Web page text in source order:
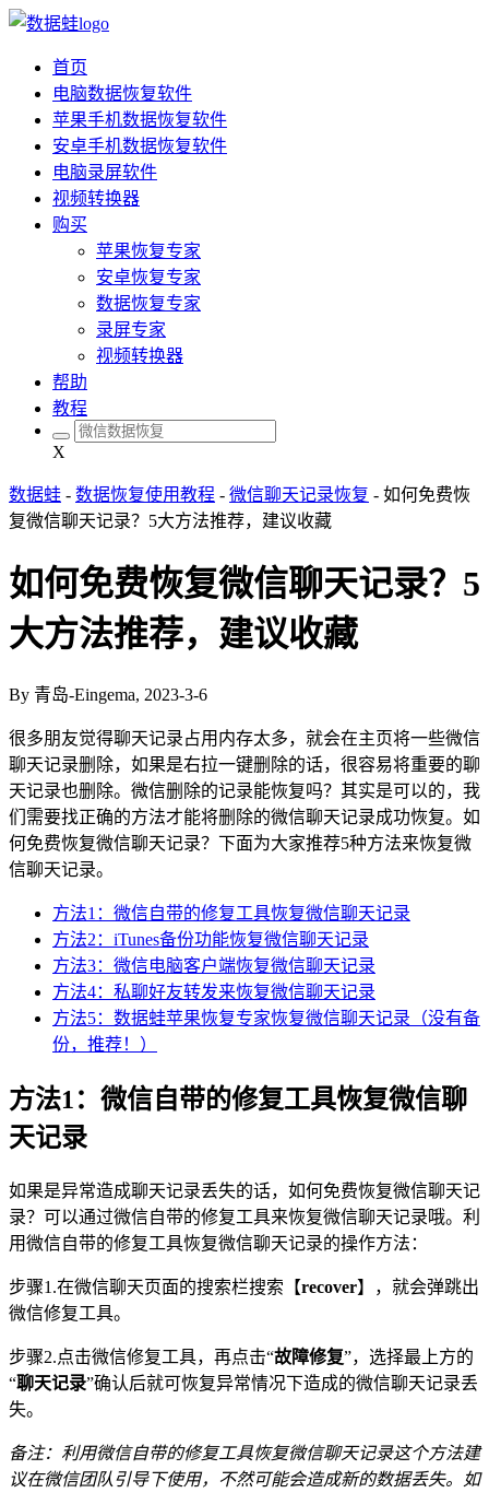
首页
电脑数据恢复软件
苹果手机数据恢复软件
安卓手机数据恢复软件
电脑录屏软件
视频转换器
购买
苹果恢复专家
安卓恢复专家
数据恢复专家
录屏专家
视频转换器
帮助
教程
X
数据蛙 - 数据恢复使用教程 - 微信聊天记录恢复 - 如何免费恢
复微信聊天记录？5大方法推荐，建议收藏
如何免费恢复微信聊天记录？5
大方法推荐，建议收藏
By 青岛-Eingema, 2023-3-6
很多朋友觉得聊天记录占用内存太多，就会在主页将一些微信
聊天记录删除，如果是右拉一键删除的话，很容易将重要的聊
天记录也删除。微信删除的记录能恢复吗？其实是可以的，我
们需要找正确的方法才能将删除的微信聊天记录成功恢复。如
何免费恢复微信聊天记录？下面为大家推荐5种方法来恢复微
信聊天记录。
方法1：微信自带的修复工具恢复微信聊天记录
方法2：iTunes备份功能恢复微信聊天记录
方法3：微信电脑客户端恢复微信聊天记录
方法4：私聊好友转发来恢复微信聊天记录
方法5：数据蛙苹果恢复专家恢复微信聊天记录（没有备
份，推荐！）
方法1：微信自带的修复工具恢复微信聊
天记录
如果是异常造成聊天记录丢失的话，如何免费恢复微信聊天记
录？可以通过微信自带的修复工具来恢复微信聊天记录哦。利
用微信自带的修复工具恢复微信聊天记录的操作方法：
步骤1.在微信聊天页面的搜索栏搜索【recover】，就会弹跳出
微信修复工具。
步骤2.点击微信修复工具，再点击“故障修复”，选择最上方的
“聊天记录”确认后就可恢复异常情况下造成的微信聊天记录丢
失。
备注：利用微信自带的修复工具恢复微信聊天记录这个方法建
议在微信团队引导下使用，不然可能会造成新的数据丢失。如